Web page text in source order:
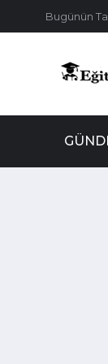
Bugünün